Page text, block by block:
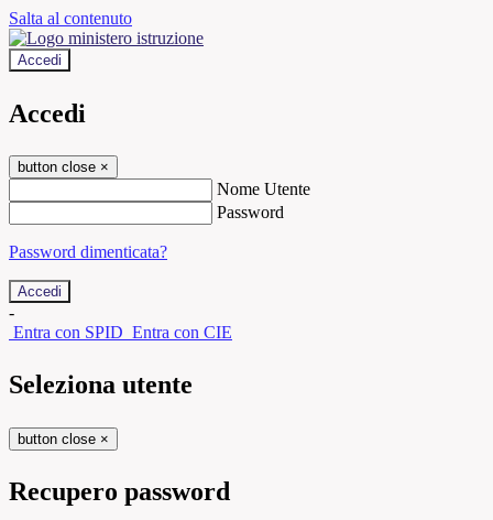
Salta al contenuto
Accedi
Accedi
button close ×
Nome Utente
Password
Password dimenticata?
-
Entra con SPID Entra con CIE
Seleziona utente
button close ×
Recupero password